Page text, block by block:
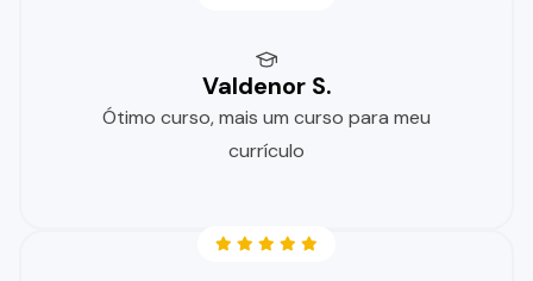
Valdenor S.
Ótimo curso, mais um curso para meu
currículo